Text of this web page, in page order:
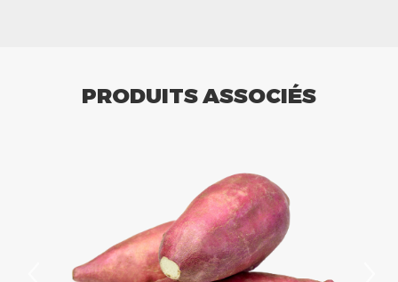
PRODUITS ASSOCIÉS